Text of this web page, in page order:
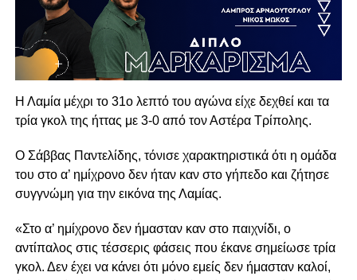
Η Λαμία μέχρι το 31ο λεπτό του αγώνα είχε δεχθεί και τα
τρία γκολ της ήττας με 3-0 από τον Αστέρα Τρίπολης.
Ο Σάββας Παντελίδης, τόνισε χαρακτηριστικά ότι η ομάδα
του στο α’ ημίχρονο δεν ήταν καν στο γήπεδο και ζήτησε
συγγνώμη για την εικόνα της Λαμίας.
«Στο α’ ημίχρονο δεν ήμασταν καν στο παιχνίδι, ο
αντίπαλος στις τέσσερις φάσεις που έκανε σημείωσε τρία
γκολ. Δεν έχει να κάνει ότι μόνο εμείς δεν ήμασταν καλοί,